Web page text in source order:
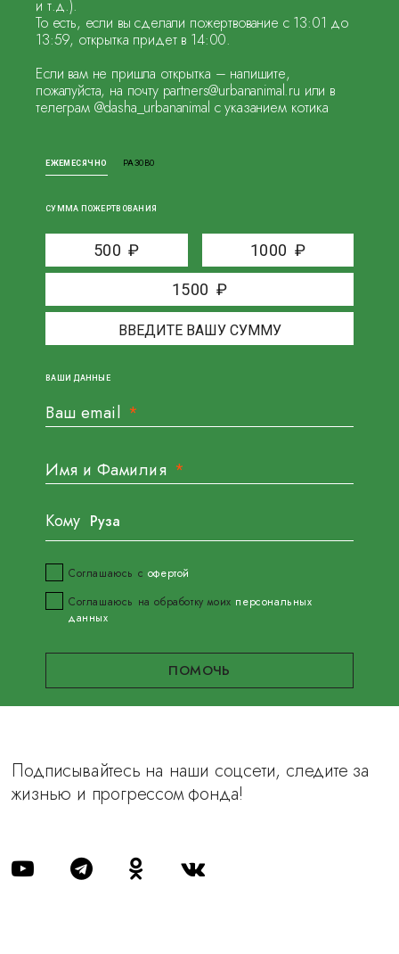
и т.д.).
То есть, если вы сделали пожертвование с 13:01 до
13:59, открытка придет в 14:00.
Если вам не пришла открытка – напишите,
пожалуйста, на почту partners@urbananimal.ru или в
телеграм @dasha_urbananimal с указанием котика
ЕЖЕМЕСЯЧНО РАЗОВО
СУММА ПОЖЕРТВОВАНИЯ
500 ₽ 1000 ₽
1500 ₽
ВАШИ ДАННЫЕ
Ваш email
Имя и Фамилия
Кому
Соглашаюсь с офертой
Соглашаюсь на обработку моих персональных
данных
Подписывайтесь на наши соцсети, следите за
жизнью и прогрессом фонда!